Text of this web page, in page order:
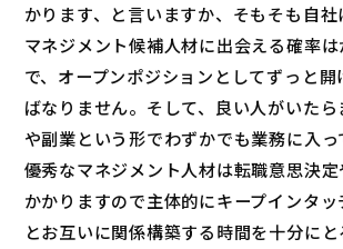
かります、と言いますか、そもそも自
マネジメント候補人材に出会える確率
で、オープンポジションとしてずっと
ばなりません。そして、良い人がいた
や副業という形でわずかでも業務に入っ
優秀なマネジメント人材は転職意思決
かかりますので主体的にキープインタッ
とお互いに関係構築する時間を十分に